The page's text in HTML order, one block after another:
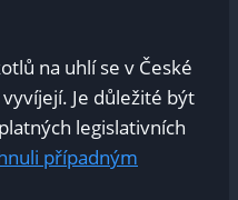
na uhlí se v České
Je ‌důležité ⁢být
​legislativních‍
‍případným